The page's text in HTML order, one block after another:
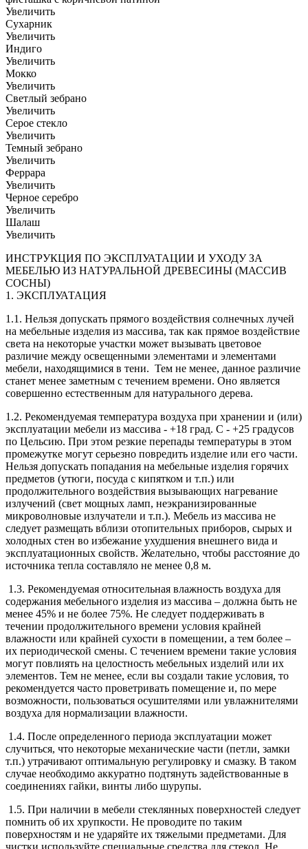
Увеличить
Сухарник
Увеличить
Индиго
Увеличить
Мокко
Увеличить
Светлый зебрано
Увеличить
Серое стекло
Увеличить
Темный зебрано
Увеличить
Феррара
Увеличить
Черное серебро
Увеличить
Шалаш
Увеличить
ИНСТРУКЦИЯ ПО ЭКСПЛУАТАЦИИ И УХОДУ ЗА
МЕБЕЛЬЮ ИЗ НАТУРАЛЬНОЙ ДРЕВЕСИНЫ (МАССИВ
СОСНЫ)
1. ЭКСПЛУАТАЦИЯ
1.1. Нельзя допускать прямого воздействия солнечных лучей
на мебельные изделия из массива, так как прямое воздействие
света на некоторые участки может вызывать цветовое
различие между освещенными элементами и элементами
мебели, находящимися в тени. Тем не менее, данное различие
станет менее заметным с течением времени. Оно является
совершенно естественным для натурального дерева.
1.2. Рекомендуемая температура воздуха при хранении и (или)
эксплуатации мебели из массива - +18 град. С - +25 градусов
по Цельсию. При этом резкие перепады температуры в этом
промежутке могут серьезно повредить изделие или его части.
Нельзя допускать попадания на мебельные изделия горячих
предметов (утюги, посуда с кипятком и т.п.) или
продолжительного воздействия вызывающих нагревание
излучений (свет мощных ламп, неэкранизированные
микроволновые излучатели и т.п.). Мебель из массива не
следует размещать вблизи отопительных приборов, сырых и
холодных стен во избежание ухудшения внешнего вида и
эксплуатационных свойств. Желательно, чтобы расстояние до
источника тепла составляло не менее 0,8 м.
1.3. Рекомендуемая относительная влажность воздуха для
содержания мебельного изделия из массива – должна быть не
менее 45% и не более 75%. Не следует поддерживать в
течении продолжительного времени условия крайней
влажности или крайней сухости в помещении, а тем более –
их периодической смены. С течением времени такие условия
могут повлиять на целостность мебельных изделий или их
элементов. Тем не менее, если вы создали такие условия, то
рекомендуется часто проветривать помещение и, по мере
возможности, пользоваться осушителями или увлажнителями
воздуха для нормализации влажности.
1.4. После определенного периода эксплуатации может
случиться, что некоторые механические части (петли, замки
т.п.) утрачивают оптимальную регулировку и смазку. В таком
случае необходимо аккуратно подтянуть задействованные в
соединениях гайки, винты либо шурупы.
1.5. При наличии в мебели стеклянных поверхностей следует
помнить об их хрупкости. Не проводите по таким
поверхностям и не ударяйте их тяжелыми предметами. Для
чистки используйте специальные средства для стекол. Не